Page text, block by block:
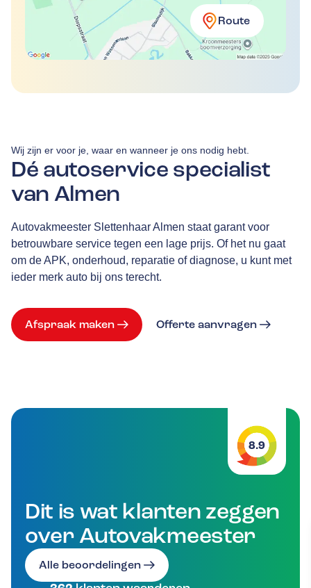
Route
Dé autoservice specialist
van Almen
Wij zijn er voor je, waar en wanneer je ons nodig hebt.
Autovakmeester Slettenhaar Almen staat garant voor
betrouwbare service tegen een lage prijs. Of het nu gaat
om de APK, onderhoud, reparatie of diagnose, u kunt met
ieder merk auto bij ons terecht.
Afspraak maken Offerte aanvragen
8.9
Dit is wat klanten zeggen
over Autovakmeester
Alle beoordelingen